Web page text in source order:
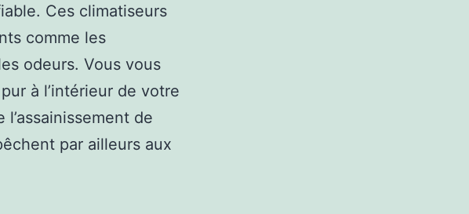
Ces climatiseurs
comme les
odeurs. Vous vous
à l’intérieur de votre
de
par ailleurs aux